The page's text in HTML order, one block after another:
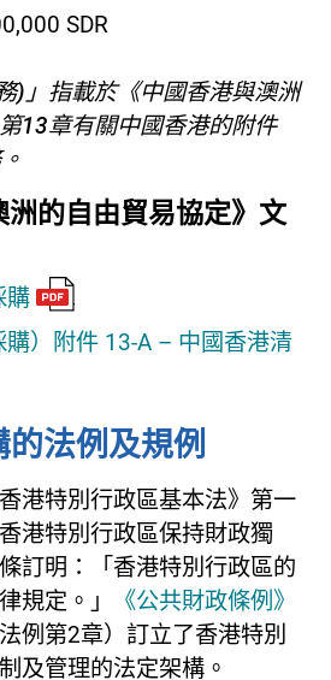
SDR
)」指載於《中國香港與澳洲
13章有關中國香港的附件
洲的自由貿易協定》文
購
）附件 13-A – 中國香港清
法例及規例
港特別行政區基本法》第一
港特別行政區保持財政獨
訂明：「香港特別行政區的
規定。」
《公共財政條例》
例第2章）訂立了香港特別
及管理的法定架構。